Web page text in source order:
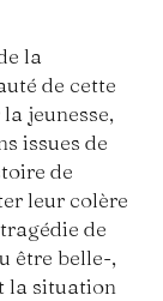
la
de cette
jeunesse,
issues de
de
leur colère
de
être belle-,
la situation